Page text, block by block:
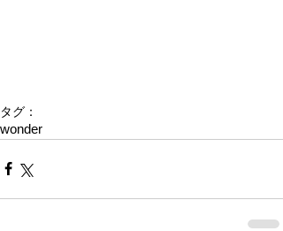
タグ：
wonder